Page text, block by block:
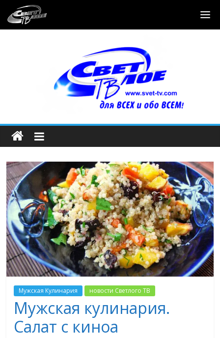
Мужская Кулинария новости Светлого ТВ
Мужская кулинария.
Салат с киноа